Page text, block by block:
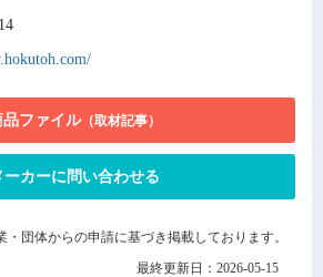
品ファイル（取材記事）
ーカーに問い合わせる
・団体からの申請に基づき掲載しております。
最終更新日：2026-05-15